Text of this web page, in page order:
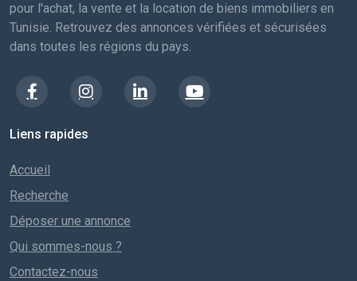
pour l'achat, la vente et la location de biens immobiliers en
Tunisie. Retrouvez des annonces vérifiées et sécurisées
dans toutes les régions du pays.
Liens rapides
Accueil
Recherche
Déposer une annonce
Qui sommes-nous ?
Contactez-nous